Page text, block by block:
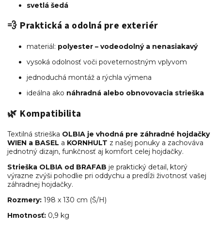
svetlá šedá
💨 Praktická a odolná pre exteriér
materiál: polyester – vodeodolný a nenasiakavý
vysoká odolnosť voči poveternostným vplyvom
jednoduchá montáž a rýchla výmena
ideálna ako náhradná alebo obnovovacia strieška
🌿 Kompatibilita
Textilná strieška OLBIA je vhodná pre záhradné hojdačky
WIEN a BASEL a KORNHULT z našej ponuky a zachováva
jednotný dizajn, funkčnosť aj komfort celej hojdačky.
Strieška OLBIA od BRAFAB je praktický detail, ktorý
výrazne zvýši pohodlie pri oddychu a predĺži životnosť vašej
záhradnej hojdačky.
Rozmery: 198 x 130 cm (Š/H)
Hmotnosť: 0,9 kg